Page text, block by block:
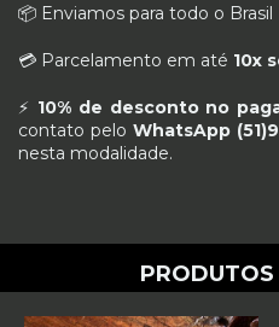
📦 Enviamos para todo o Brasil
💳 Parcelamento em até 10x
⚡ 10% de desconto no
contato pelo WhatsApp
nesta modalidade.